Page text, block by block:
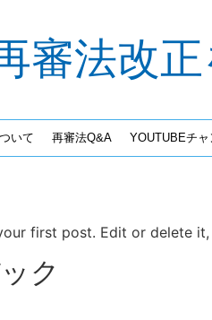
審法改
いて 再審法Q&A YOUTUBEチャ
first post. Edit or delete
ク